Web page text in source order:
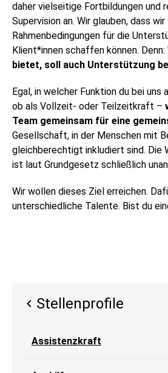
daher vielseitige Fortbildungen und
Supervision an. Wir glauben, dass
Rahmenbedingungen für die
Klient*innen schaffen können. Denn:
bietet, soll auch Unterstützung
Egal, in welcher Funktion du bei uns
ob als Vollzeit- oder Teilzeitkraft –
Team gemeinsam für eine
Gesellschaft, in der Menschen mit
gleichberechtigt inkludiert sind. Die
ist laut Grundgesetz schließlich
Wir wollen dieses Ziel erreichen.
unterschiedliche Talente. Bist du
Stellenprofile
Assistenzkraft